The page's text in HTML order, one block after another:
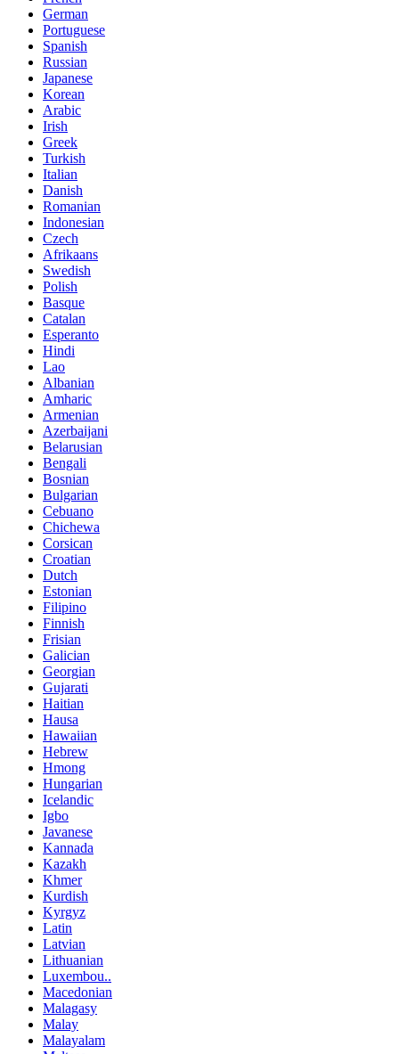
German
Portuguese
Spanish
Russian
Japanese
Korean
Arabic
Irish
Greek
Turkish
Italian
Danish
Romanian
Indonesian
Czech
Afrikaans
Swedish
Polish
Basque
Catalan
Esperanto
Hindi
Lao
Albanian
Amharic
Armenian
Azerbaijani
Belarusian
Bengali
Bosnian
Bulgarian
Cebuano
Chichewa
Corsican
Croatian
Dutch
Estonian
Filipino
Finnish
Frisian
Galician
Georgian
Gujarati
Haitian
Hausa
Hawaiian
Hebrew
Hmong
Hungarian
Icelandic
Igbo
Javanese
Kannada
Kazakh
Khmer
Kurdish
Kyrgyz
Latin
Latvian
Lithuanian
Luxembou..
Macedonian
Malagasy
Malay
Malayalam